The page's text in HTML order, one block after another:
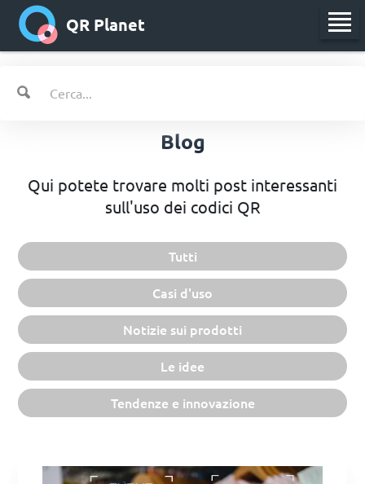
QR Planet
Blog
Qui potete trovare molti post interessanti
sull'uso dei codici QR
Tutti
Casi d'uso
Notizie sui prodotti
Le idee
Tendenze e innovazione